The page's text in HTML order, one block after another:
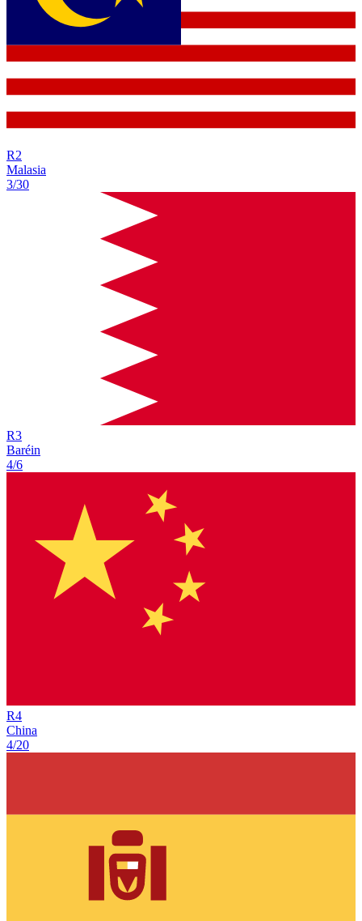
R2
Malasia
3/30
R3
Baréin
4/6
R4
China
4/20